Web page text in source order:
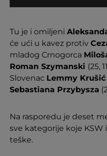
Tu je i omiljeni
će ući u kavez protiv
mladog Crnogorca
Roman Szymanski (25,
Slovenac Lemmy Krušić
Sebastiana Przybysza
Na rasporedu je deset
sve kategorije koje KSW
teške.